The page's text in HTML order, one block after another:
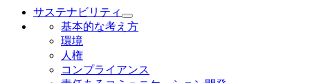
サステナビリティ
基本的な考え方
環境
人権
コンプライアンス